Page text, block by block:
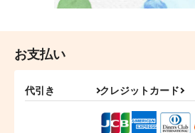
お支払い
代引き クレジットカード